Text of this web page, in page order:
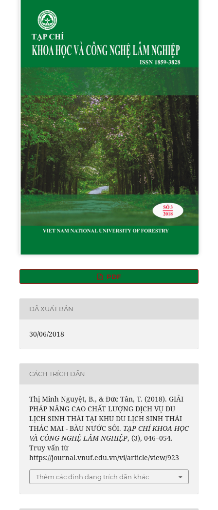
PDF
ĐÃ XUẤT BẢN
30/06/2018
CÁCH TRÍCH DẪN
Thị Minh Nguyệt, B., & Đức Tân, T. (2018). GIẢI
PHÁP NÂNG CAO CHẤT LƯỢNG DỊCH VỤ DU
LỊCH SINH THÁI TẠI KHU DU LỊCH SINH THÁI
THÁC MAI - BÀU NƯỚC SÔI. TẠP CHÍ KHOA HỌC
VÀ CÔNG NGHỆ LÂM NGHIỆP, (3), 046–054.
Truy vấn từ
https://journal.vnuf.edu.vn/vi/article/view/923
Thêm các định dạng trích dẫn khác